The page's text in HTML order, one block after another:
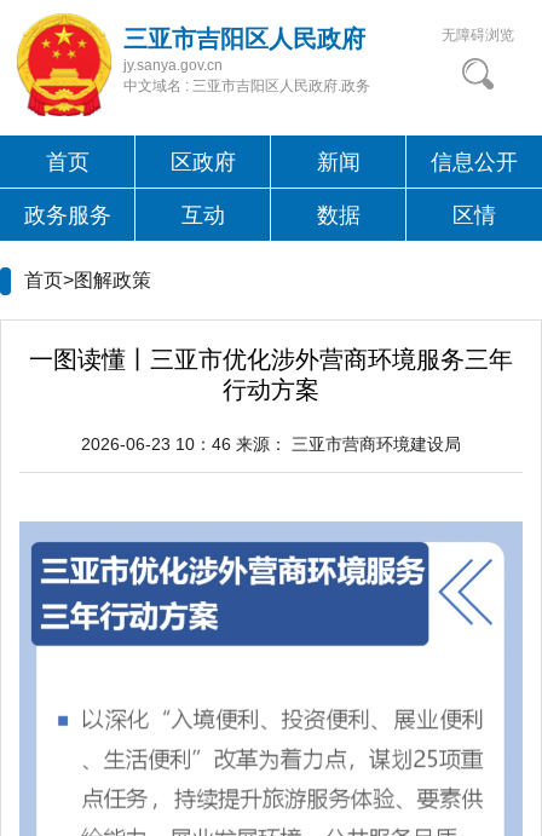
三亚市吉阳区人民政府
jy.sanya.gov.cn
中文域名 : 三亚市吉阳区人民政府.政务
无障碍浏览
首页 区政府 新闻 信息公开
政务服务 互动 数据 区情
首页>图解政策
一图读懂丨三亚市优化涉外营商环境服务三年
行动方案
2026-06-23 10：46 来源： 三亚市营商环境建设局